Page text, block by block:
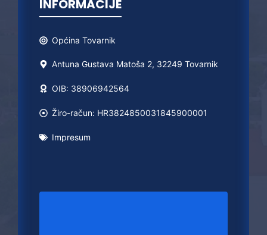
INFORMACIJE
Općina Tovarnik
Antuna Gustava Matoša 2, 32249 Tovarnik
OIB: 38906942564
Žiro-račun: HR3824850031845900001
Impresum